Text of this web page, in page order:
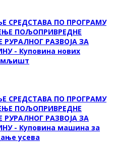
СРЕДСТАВА ПО ПРОГРАМУ
ПОЉОПРИВРЕДНЕ
РАЗВОЈА ЗА
- Куповина нових
СРЕДСТАВА ПО ПРОГРАМУ
ПОЉОПРИВРЕДНЕ
РАЗВОЈА ЗА
- Куповинa машина за
усева